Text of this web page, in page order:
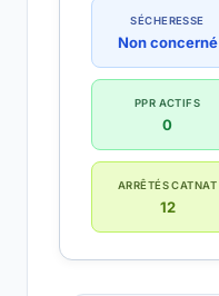
SÉCHERESSE
Non concerné
PPR ACTIFS
0
ARRÊTÉS CATNAT
12